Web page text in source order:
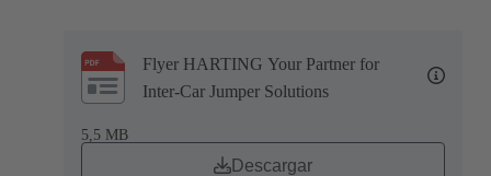
Flyer HARTING Your Partner for
Inter-Car Jumper Solutions
5,5 MB
Descargar